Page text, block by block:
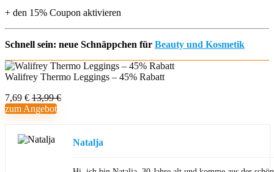
+ den 15% Coupon aktivieren
Schnell sein: neue Schnäppchen für Beauty und Kosmetik
Walifrey Thermo Leggings – 45% Rabatt
7,69 € 13,99 €
zum Angebot
Natalja